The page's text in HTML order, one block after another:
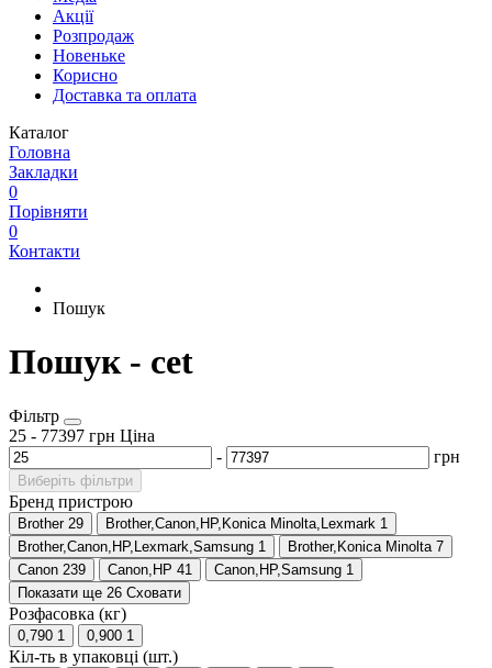
Акції
Розпродаж
Новеньке
Корисно
Доставка та оплата
Каталог
Головна
Закладки
0
Порівняти
0
Контакти
Пошук
Пошук - cet
Фільтр
25 - 77397 грн Ціна
-
грн
Виберіть фільтри
Бренд пристрою
Brother 29 Brother,Canon,HP,Konica Minolta,Lexmark 1
Brother,Canon,HP,Lexmark,Samsung 1 Brother,Konica Minolta 7
Canon 239 Canon,HP 41 Canon,HP,Samsung 1
Показати ще 26 Сховати
Розфасовка (кг)
0,790 1 0,900 1
Кіл-ть в упаковці (шт.)